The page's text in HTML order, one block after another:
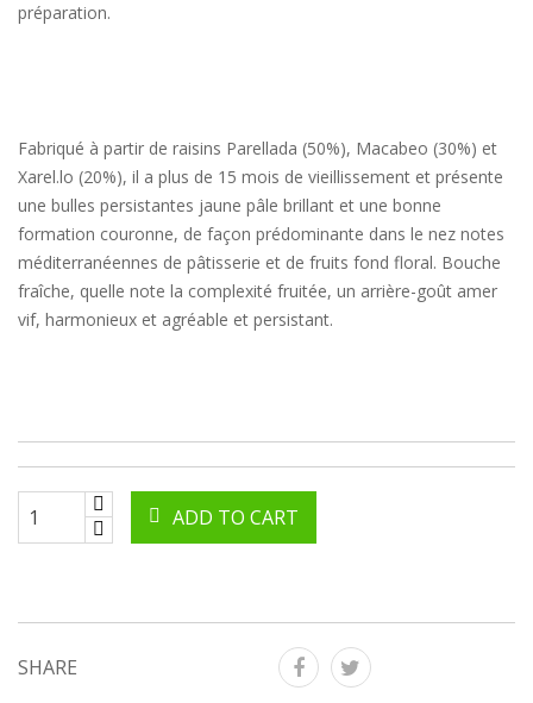
préparation.
Fabriqué à partir de raisins Parellada (50%), Macabeo (30%) et
Xarel.lo (20%), il a plus de 15 mois de vieillissement et présente
une bulles persistantes jaune pâle brillant et une bonne
formation couronne, de façon prédominante dans le nez notes
méditerranéennes de pâtisserie et de fruits fond floral. Bouche
fraîche, quelle note la complexité fruitée, un arrière-goût amer
vif, harmonieux et agréable et persistant.
ADD TO CART
SHARE